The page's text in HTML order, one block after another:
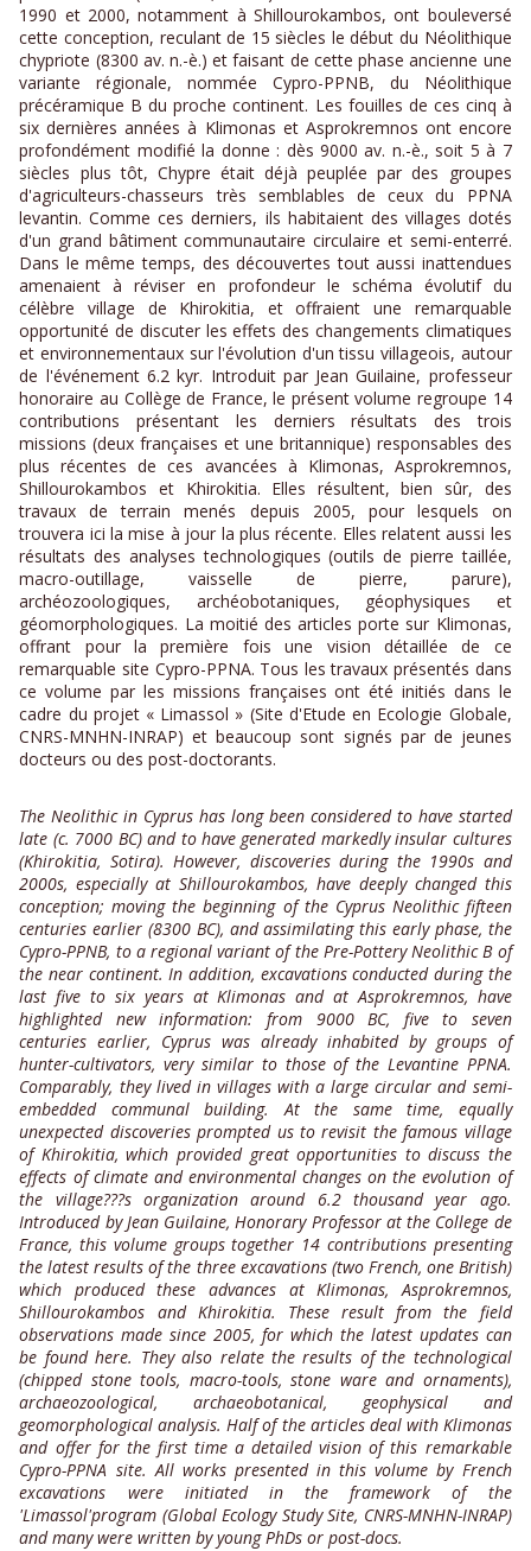
1990 et 2000, notamment à Shillourokambos, ont bouleversé
cette conception, reculant de 15 siècles le début du Néolithique
chypriote (8300 av. n.-è.) et faisant de cette phase ancienne une
variante régionale, nommée Cypro-PPNB, du Néolithique
précéramique B du proche continent. Les fouilles de ces cinq à
six dernières années à Klimonas et Asprokremnos ont encore
profondément modifié la donne : dès 9000 av. n.-è., soit 5 à 7
siècles plus tôt, Chypre était déjà peuplée par des groupes
d'agriculteurs-chasseurs très semblables de ceux du PPNA
levantin. Comme ces derniers, ils habitaient des villages dotés
d'un grand bâtiment communautaire circulaire et semi-enterré.
Dans le même temps, des découvertes tout aussi inattendues
amenaient à réviser en profondeur le schéma évolutif du
célèbre village de Khirokitia, et offraient une remarquable
opportunité de discuter les effets des changements climatiques
et environnementaux sur l'évolution d'un tissu villageois, autour
de l'événement 6.2 kyr. Introduit par Jean Guilaine, professeur
honoraire au Collège de France, le présent volume regroupe 14
contributions présentant les derniers résultats des trois
missions (deux françaises et une britannique) responsables des
plus récentes de ces avancées à Klimonas, Asprokremnos,
Shillourokambos et Khirokitia. Elles résultent, bien sûr, des
travaux de terrain menés depuis 2005, pour lesquels on
trouvera ici la mise à jour la plus récente. Elles relatent aussi les
résultats des analyses technologiques (outils de pierre taillée,
macro-outillage, vaisselle de pierre, parure),
archéozoologiques, archéobotaniques, géophysiques et
géomorphologiques. La moitié des articles porte sur Klimonas,
offrant pour la première fois une vision détaillée de ce
remarquable site Cypro-PPNA. Tous les travaux présentés dans
ce volume par les missions françaises ont été initiés dans le
cadre du projet « Limassol » (Site d'Etude en Ecologie Globale,
CNRS-MNHN-INRAP) et beaucoup sont signés par de jeunes
docteurs ou des post-doctorants.
The Neolithic in Cyprus has long been considered to have started
late (c. 7000 BC) and to have generated markedly insular cultures
(Khirokitia, Sotira). However, discoveries during the 1990s and
2000s, especially at Shillourokambos, have deeply changed this
conception; moving the beginning of the Cyprus Neolithic fifteen
centuries earlier (8300 BC), and assimilating this early phase, the
Cypro-PPNB, to a regional variant of the Pre-Pottery Neolithic B of
the near continent. In addition, excavations conducted during the
last five to six years at Klimonas and at Asprokremnos, have
highlighted new information: from 9000 BC, five to seven
centuries earlier, Cyprus was already inhabited by groups of
hunter-cultivators, very similar to those of the Levantine PPNA.
Comparably, they lived in villages with a large circular and semi-
embedded communal building. At the same time, equally
unexpected discoveries prompted us to revisit the famous village
of Khirokitia, which provided great opportunities to discuss the
effects of climate and environmental changes on the evolution of
the village???s organization around 6.2 thousand year ago.
Introduced by Jean Guilaine, Honorary Professor at the College de
France, this volume groups together 14 contributions presenting
the latest results of the three excavations (two French, one British)
which produced these advances at Klimonas, Asprokremnos,
Shillourokambos and Khirokitia. These result from the field
observations made since 2005, for which the latest updates can
be found here. They also relate the results of the technological
(chipped stone tools, macro-tools, stone ware and ornaments),
archaeozoological, archaeobotanical, geophysical and
geomorphological analysis. Half of the articles deal with Klimonas
and offer for the first time a detailed vision of this remarkable
Cypro-PPNA site. All works presented in this volume by French
excavations were initiated in the framework of the
'Limassol'program (Global Ecology Study Site, CNRS-MNHN-INRAP)
and many were written by young PhDs or post-docs.